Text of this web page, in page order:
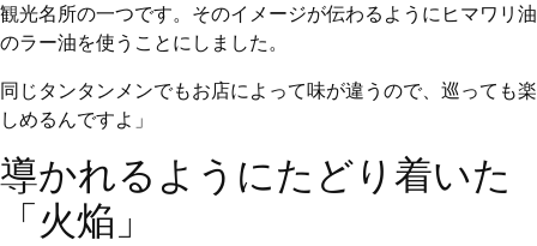
観光名所の一つです。そのイメージが伝わるようにヒマワリ油
のラー油を使うことにしました。
同じタンタンメンでもお店によって味が違うので、巡っても楽
しめるんですよ」
導かれるようにたどり着いた
「火焔」